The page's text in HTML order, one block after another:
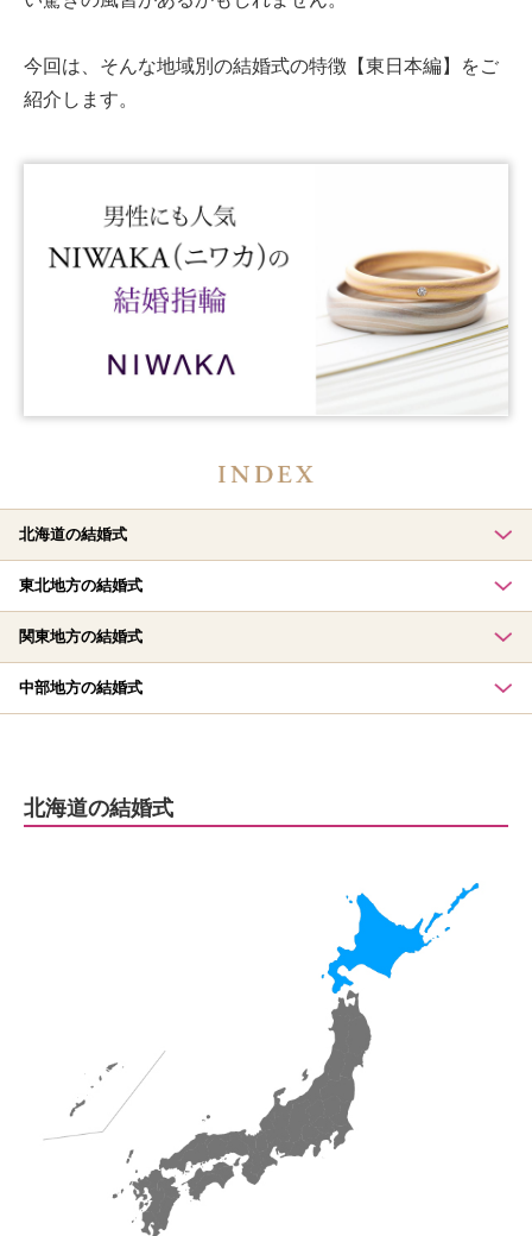
今回は、そんな地域別の結婚式の特徴【東日本編】をご
紹介します。
北海道の結婚式
東北地方の結婚式
関東地方の結婚式
中部地方の結婚式
北海道の結婚式